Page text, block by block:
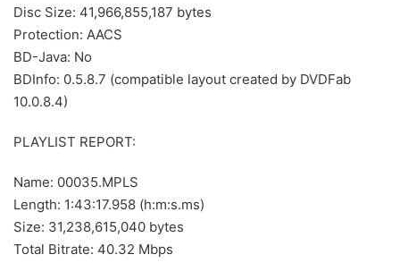
Disc Size: 41,966,855,187 bytes
Protection: AACS
BD-Java: No
BDInfo: 0.5.8.7 (compatible layout created by DVDFab
10.0.8.4)
PLAYLIST REPORT:
Name: 00035.MPLS
Length: 1:43:17.958 (h:m:s.ms)
Size: 31,238,615,040 bytes
Total Bitrate: 40.32 Mbps